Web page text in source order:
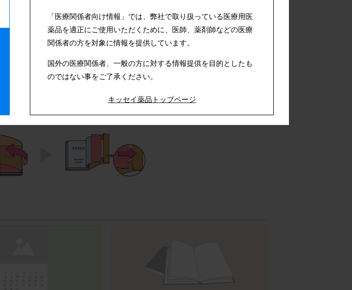
側に折り曲げます。
「医療関係者向け情報」では、弊社で取り扱っている医療用医
薬品を適正にご使用いただくために、医師、薬剤師などの医療
関係者の方を対象に情報を提供しています。
国外の医療関係者、一般の方に対する情報提供を目的としたも
のではない事をご了承ください。
キッセイ薬品トップページ